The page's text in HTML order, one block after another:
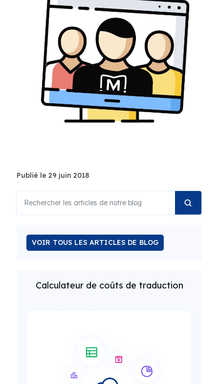
Publié le 29 juin 2018
VOIR TOUS LES ARTICLES DE BLOG
Calculateur de coûts de traduction